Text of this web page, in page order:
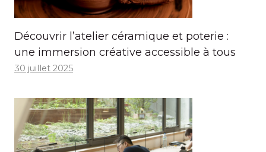
Découvrir l’atelier céramique et poterie :
une immersion créative accessible à tous
30 juillet 2025